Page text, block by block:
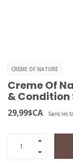
CREME OF NATURE
Creme Of
& Condition
29,99$CA Sans les